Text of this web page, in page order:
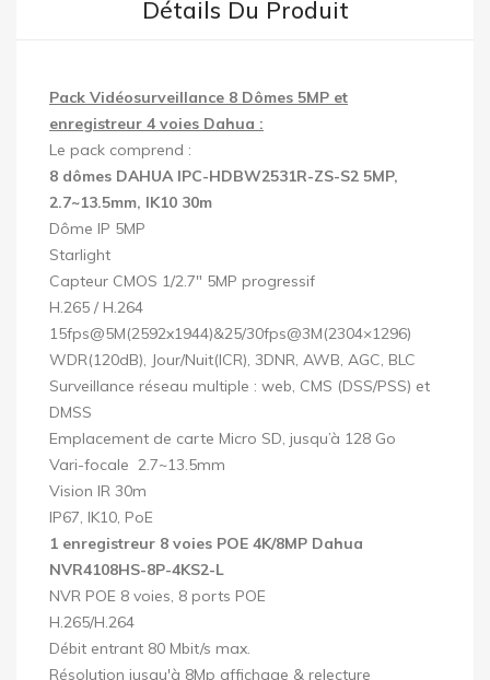
Détails Du Produit
Pack Vidéosurveillance 8 Dômes 5MP et
enregistreur 4 voies Dahua :
Le pack comprend :
8 dômes DAHUA IPC-HDBW2531R-ZS-S2 5MP,
2.7~13.5mm, IK10 30m
Dôme IP 5MP
Starlight
Capteur CMOS 1/2.7" 5MP progressif
H.265 / H.264
15fps@5M(2592x1944)&25/30fps@3M(2304×1296)
WDR(120dB), Jour/Nuit(ICR), 3DNR, AWB, AGC, BLC
Surveillance réseau multiple : web, CMS (DSS/PSS) et
DMSS
Emplacement de carte Micro SD, jusqu’à 128 Go
Vari-focale 2.7~13.5mm
Vision IR 30m
IP67, IK10, PoE
1 enregistreur 8 voies POE 4K/8MP Dahua
NVR4108HS-8P-4KS2-L
NVR POE 8 voies, 8 ports POE
H.265/H.264
Débit entrant 80 Mbit/s max.
Résolution jusqu'à 8Mp affichage & relecture